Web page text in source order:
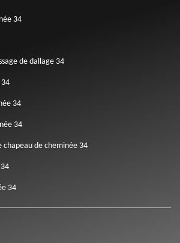
34
de dallage 34
34
34
chapeau de cheminée 34
34